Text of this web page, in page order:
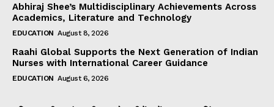
Abhiraj Shee’s Multidisciplinary Achievements Across
Academics, Literature and Technology
EDUCATION August 8, 2026
Raahi Global Supports the Next Generation of Indian
Nurses with International Career Guidance
EDUCATION August 6, 2026